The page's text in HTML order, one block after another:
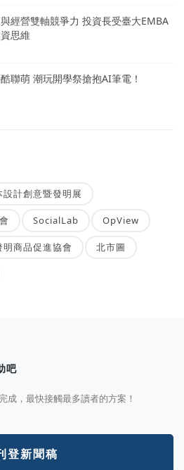
經營雙軸競爭力 投資長受臺大EMBA
思維
聯萌 潮玩開學祭搶抱AI筆電！
設計創意暨發明展
SocialLab OpView
明商品促進協會 北市圖
吧
成，最快接觸最多讀者的方案！
登新聞稿